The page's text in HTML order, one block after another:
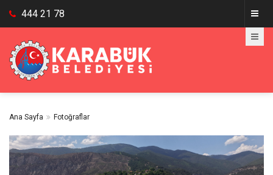
444 21 78
Ana Sayfa Fotoğraflar